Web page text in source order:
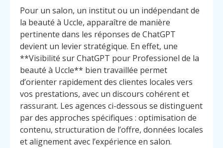
Pour un salon, un institut ou un indépendant de
la beauté à Uccle, apparaître de manière
pertinente dans les réponses de ChatGPT
devient un levier stratégique. En effet, une
**Visibilité sur ChatGPT pour Professionel de la
beauté à Uccle** bien travaillée permet
d’orienter rapidement des clientes locales vers
vos prestations, avec un discours cohérent et
rassurant. Les agences ci-dessous se distinguent
par des approches spécifiques : optimisation de
contenu, structuration de l’offre, données locales
et alignement avec l’expérience en salon.